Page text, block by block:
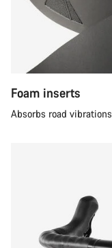
Foam inserts
Absorbs road vibrations